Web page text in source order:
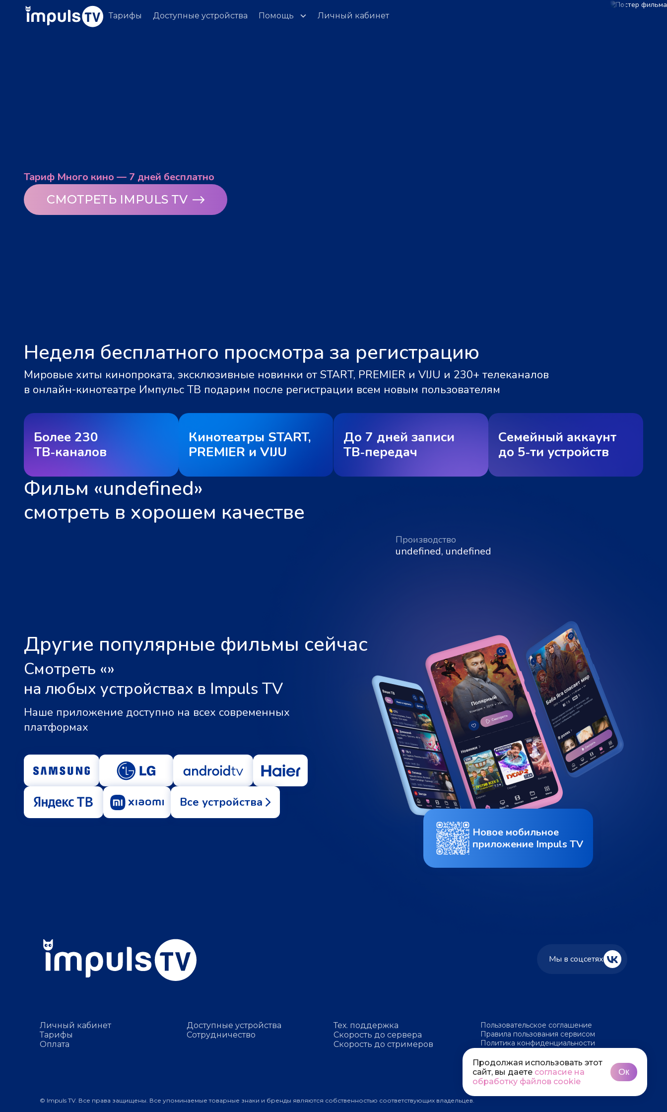
Тарифы Доступные устройства Помощь Личный кабинет
Тариф Много кино — 7 дней бесплатно
СМОТРЕТЬ IMPULS TV
Неделя бесплатного просмотра за регистрацию
Мировые хиты кинопроката, эксклюзивные новинки от START, PREMIER и VIJU и 230+ телеканалов
в онлайн-кинотеатре Импульс ТВ подарим после регистрации всем новым пользователям
Более 230
ТВ‑каналов
Кинотеатры START,
PREMIER и VIJU
До 7 дней записи
ТВ‑передач
Семейный аккаунт
до 5‑ти устройств
Фильм «undefined»
смотреть в хорошем качестве
Производство
undefined, undefined
Другие популярные фильмы сейчас
Смотреть «»
на любых устройствах в Impuls TV
Наше приложение доступно на всех современных
платформах
Все устройства
Новое мобильное
приложение Impuls TV
Мы в соцсетях
Личный кабинет
Тарифы
Оплата
Доступные устройства
Сотрудничество
Тех. поддержка
Скорость до сервера
Скорость до стримеров
Пользовательское соглашение
Правила пользования сервисом
Политика конфиденциальности
© Impuls TV. Все права защищены. Все упоминаемые товарные знаки и бренды являются собственностью соответствующих владельцев.
Продолжая использовать этот
сайт, вы даете согласие на
обработку файлов cookie
Ок